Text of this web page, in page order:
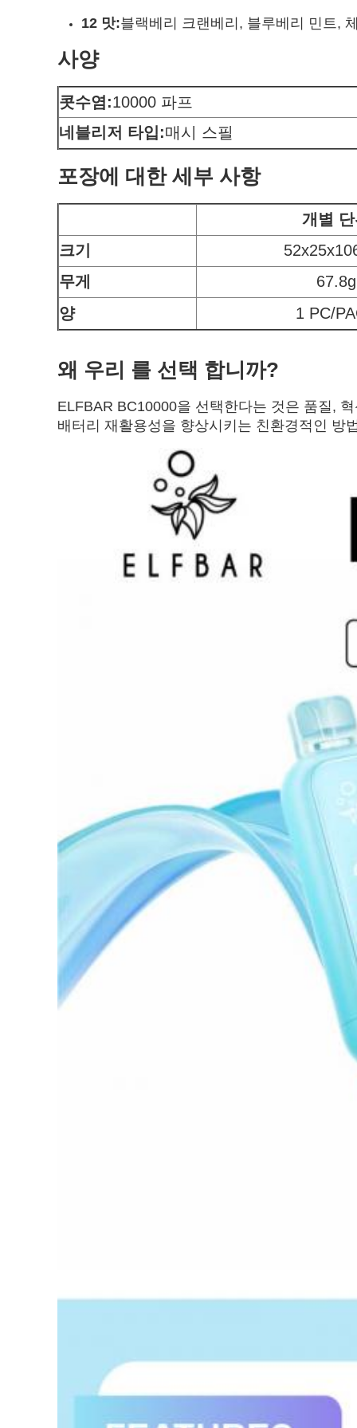
12 맛:블랙베리 크랜베리, 블루베리 민트,
사양
콧수염:10000 파프
네블리저 타입:매시 스필
포장에 대한 세부 사항
개별
크기
무게
67.8g
양
1 PC/
왜 우리 를 선택 합니까?
ELFBAR BC10000을 선택한다는 것은 품질,
배터리 재활용성을 향상시키는 친환경적인 방